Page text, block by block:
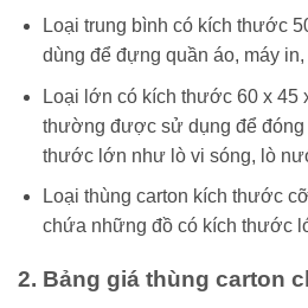
Loại trung bình có kích thước
dùng để đựng quần áo, máy
Loại lớn có kích thước 60 x 45
thường được sử dụng để đóng
thước lớn như lò vi sóng, lò
Loại thùng carton kích thước
chứa những đồ có kích thước
2. Bảng giá thùng carton